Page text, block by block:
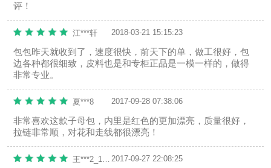
评！
江***轩 2018-03-21 15:15:23
包包昨天就收到了，速度很快，前天下的单，做工很好，包
边各种都很细致，皮料也是和专柜正品是一模一样的，做得
非常专业。
夏***8 2017-09-28 07:38:06
非常喜欢这款子母包，内里是红色的更加漂亮，质量很好，
拉链非常顺，对花和走线都很漂亮！
王***2_1506585097 2017-09-27 22:08:25